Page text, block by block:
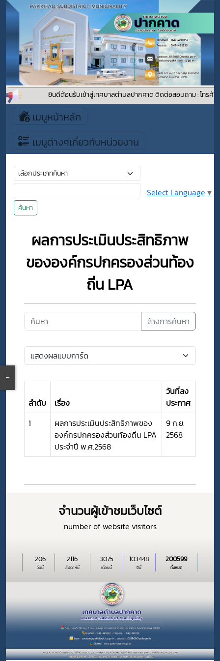
ยินดีต้อนรับเข้าสู่เทศบาลตำบลปากคาด ติดต่อสอบถาม : โทรศัพ
เมนูหน้าหลัก
เมนูต่างๆเกี่ยวกับหน่วยงาน
ค้นหา
Select Language ▼
ผลการประเมินประสิทธิภาพ
ขององค์กรปกครองส่วนท้อง
ถิ่น LPA
ล้างการค้นหา
ลำดับ เรื่อง
วันที่ลง
ประกาศ
1
ผลการประเมินประสิทธิภาพของ
องค์กรปกครองส่วนท้องถิ่น LPA
ประจำปี พ.ศ.2568
9 ก.ย.
2568
จำนวนผู้เข้าชมเว็บไซต์
number of website visitors
วันนี้
206
สัปดาห์นี้
2116
เดือนนี้
3075
ปีนี้
103448
ทั้งหมด
200599